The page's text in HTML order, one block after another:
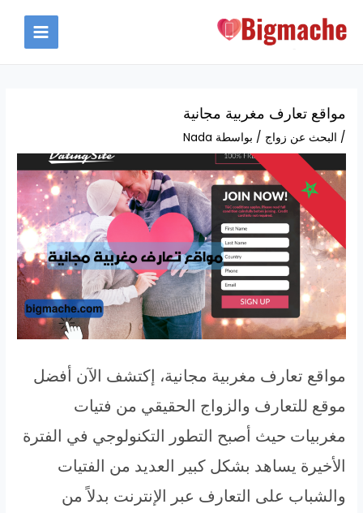
MAIN
مواقع تعارف مغربية مجانية
/ البحث عن زواج / بواسطة Nada
مواقع تعارف مغربية مجانية، إكتشف الآن أفضل
موقع للتعارف والزواج الحقيقي من فتيات
مغربيات حيث أصبح التطور التكنولوجي في الفترة
الأخيرة يساهد بشكل كبير العديد من الفتيات
والشباب على التعارف عبر الإنترنت بدلاً من